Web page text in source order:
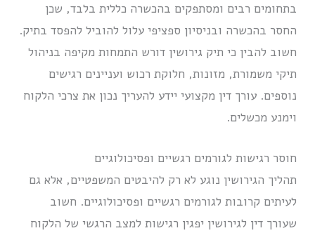
בתחומים רבים ומסתפקים בהכשרה כללית בלבד, שכן
החסר בהכשרה ובניסיון ספציפי עלול להוביל להפסד בתיק.
חשוב להבין כי תיק גירושין דורש התמחות מקיפה בניהול
תיקי משמורת, מזונות, חלוקת רכוש ועניינים רגישים
נוספים. עורך דין מקצועי יידע להעריך נכון את צרכי הלקוח
וימנע מכשלים.
חוסר רגישות לגורמים רגשיים ופסיכולוגיים
תהליך הגירושין נוגע לא רק להיבטים המשפטיים, אלא גם
לעיתים קרובות לגורמים רגשיים ופסיכולוגיים. חשוב
שעורך דין לגירושין יפגין רגישות למצב הרגשי של הלקוח